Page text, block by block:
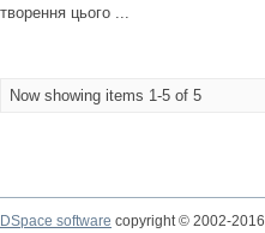
творення цього ...
Now showing items 1-5 of 5
DSpace software copyright © 2002-2016